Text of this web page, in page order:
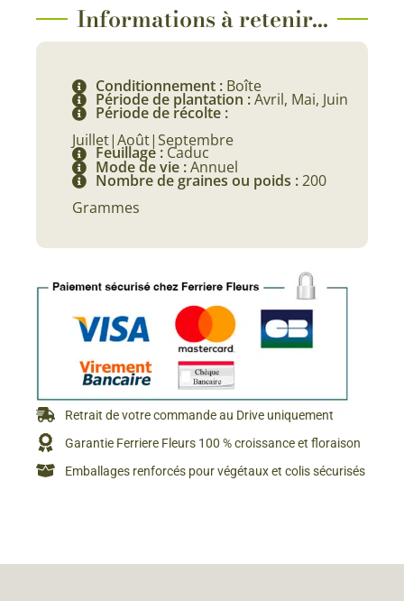
Informations à retenir...
Conditionnement : Boîte
Période de plantation :Avril, Mai, Juin
Période de récolte :
Juillet|Août|Septembre
Feuillage : Caduc
Mode de vie :Annuel
Nombre de graines ou poids :200
Grammes
Retrait de votre commande au Drive uniquement
Garantie Ferriere Fleurs 100 % croissance et floraison
Emballages renforcés pour végétaux et colis sécurisés